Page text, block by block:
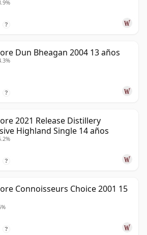
?
Dun Bheagan 2004 13 años
?
2021 Release Distillery
Highland Single 14 años
?
Connoisseurs Choice 2001 15
?